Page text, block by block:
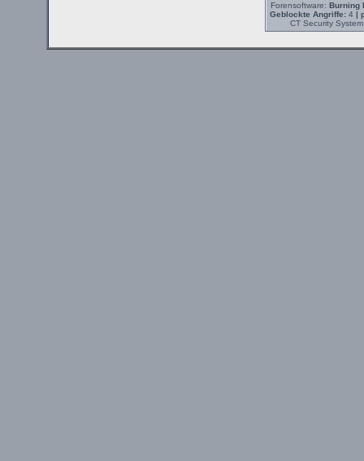
Forensoftware: Burning
Geblockte Angriffe:4 |
CT Security